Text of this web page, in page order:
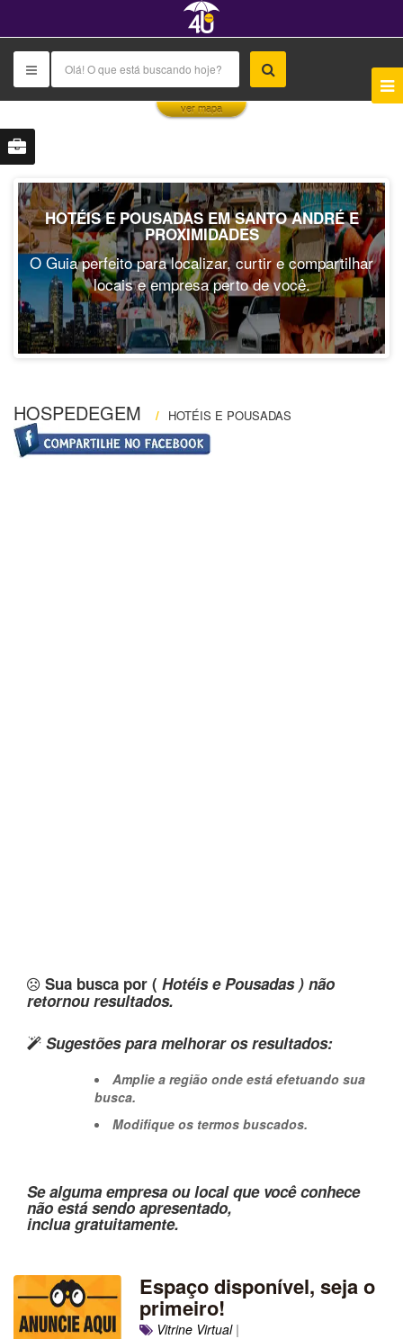
ver mapa
HOTÉIS E POUSADAS EM SANTO ANDRÉ E
PROXIMIDADES
O Guia perfeito para localizar, curtir e compartilhar
locais e empresa perto de você.
HOSPEDEGEM / HOTÉIS E POUSADAS
Sua busca por ( Hotéis e Pousadas ) não
retornou resultados.
Sugestões para melhorar os resultados:
Amplie a região onde está efetuando sua
busca.
Modifique os termos buscados.
Se alguma empresa ou local que você conhece
não está sendo apresentado,
inclua gratuitamente.
Espaço disponível, seja o
primeiro!
Vitrine Virtual|